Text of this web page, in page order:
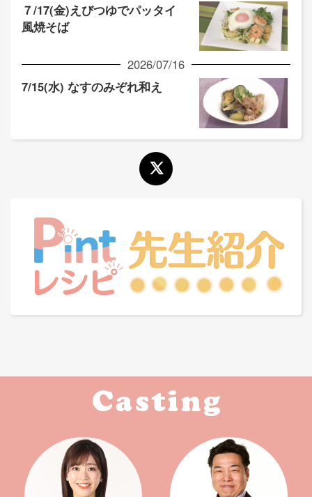
７/17(金)えびつゆでパッタイ
風焼そば
2026/07/16
7/15(水) なすのみぞれ和え